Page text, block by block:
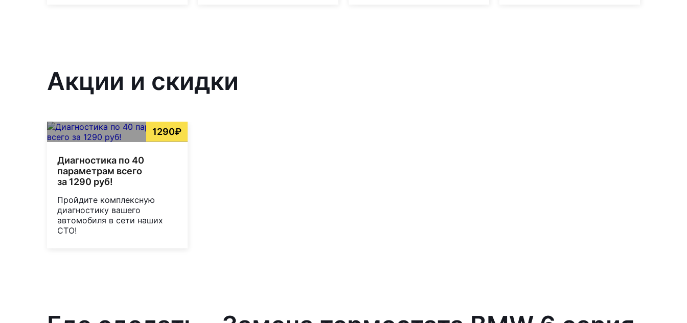
Акции и скидки
1290₽
Диагностика по 40
параметрам всего
за 1290 руб!
Пройдите комплексную
диагностику вашего
автомобиля в сети наших
СТО!